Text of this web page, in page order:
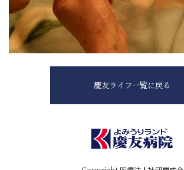
慶友ライフ一覧に戻る